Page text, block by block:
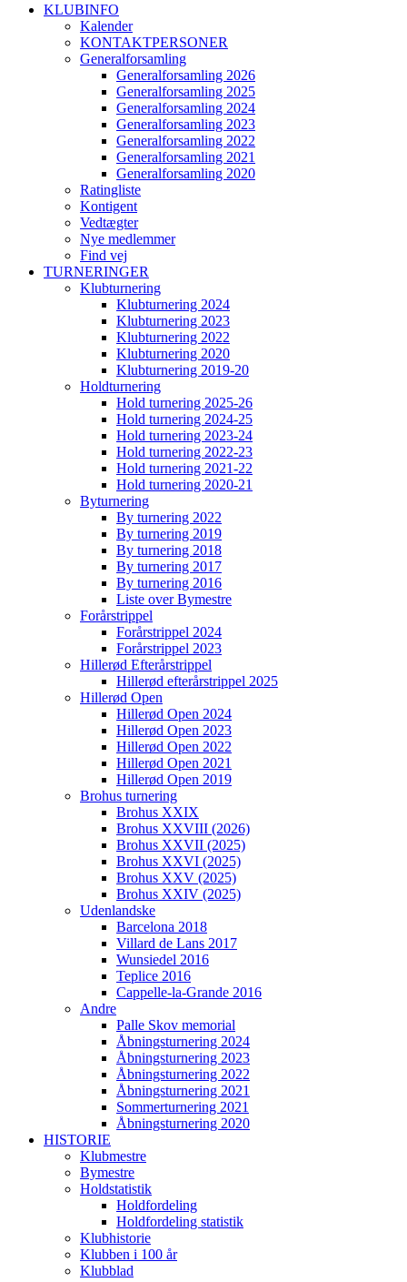
KLUBINFO
Kalender
KONTAKTPERSONER
Generalforsamling
Generalforsamling 2026
Generalforsamling 2025
Generalforsamling 2024
Generalforsamling 2023
Generalforsamling 2022
Generalforsamling 2021
Generalforsamling 2020
Ratingliste
Kontigent
Vedtægter
Nye medlemmer
Find vej
TURNERINGER
Klubturnering
Klubturnering 2024
Klubturnering 2023
Klubturnering 2022
Klubturnering 2020
Klubturnering 2019-20
Holdturnering
Hold turnering 2025-26
Hold turnering 2024-25
Hold turnering 2023-24
Hold turnering 2022-23
Hold turnering 2021-22
Hold turnering 2020-21
Byturnering
By turnering 2022
By turnering 2019
By turnering 2018
By turnering 2017
By turnering 2016
Liste over Bymestre
Forårstrippel
Forårstrippel 2024
Forårstrippel 2023
Hillerød Efterårstrippel
Hillerød efterårstrippel 2025
Hillerød Open
Hillerød Open 2024
Hillerød Open 2023
Hillerød Open 2022
Hillerød Open 2021
Hillerød Open 2019
Brohus turnering
Brohus XXIX
Brohus XXVIII (2026)
Brohus XXVII (2025)
Brohus XXVI (2025)
Brohus XXV (2025)
Brohus XXIV (2025)
Udenlandske
Barcelona 2018
Villard de Lans 2017
Wunsiedel 2016
Teplice 2016
Cappelle-la-Grande 2016
Andre
Palle Skov memorial
Åbningsturnering 2024
Åbningsturnering 2023
Åbningsturnering 2022
Åbningsturnering 2021
Sommerturnering 2021
Åbningsturnering 2020
HISTORIE
Klubmestre
Bymestre
Holdstatistik
Holdfordeling
Holdfordeling statistik
Klubhistorie
Klubben i 100 år
Klubblad